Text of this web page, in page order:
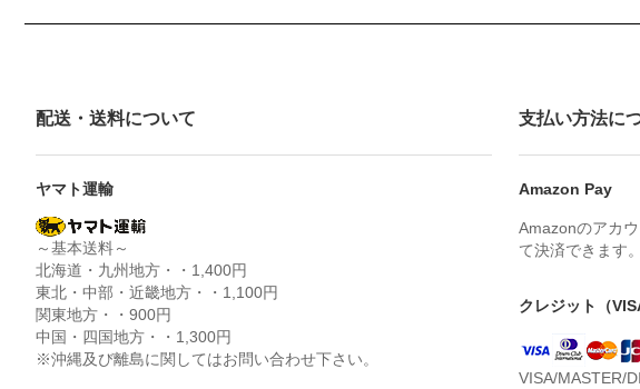
配送・送料について
ヤマト運輸
～基本送料～
北海道・九州地方・・1,400円
東北・中部・近畿地方・・1,100円
関東地方・・900円
中国・四国地方・・1,300円
※沖縄及び離島に関してはお問い合わせ下さい。
支払い方法に
Amazon Pay
Amazonのアカ
て決済できます。
クレジット（
VISA/MASTER/